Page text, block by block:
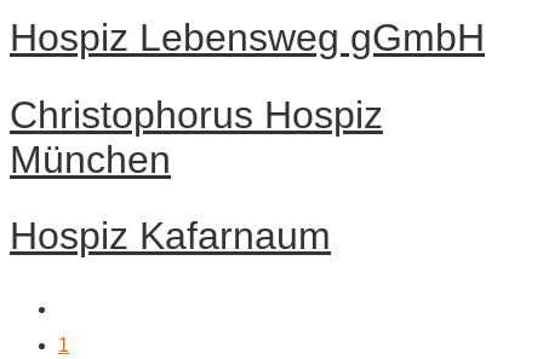
Hospiz Lebensweg gGmbH
Christophorus Hospiz
München
Hospiz Kafarnaum
1